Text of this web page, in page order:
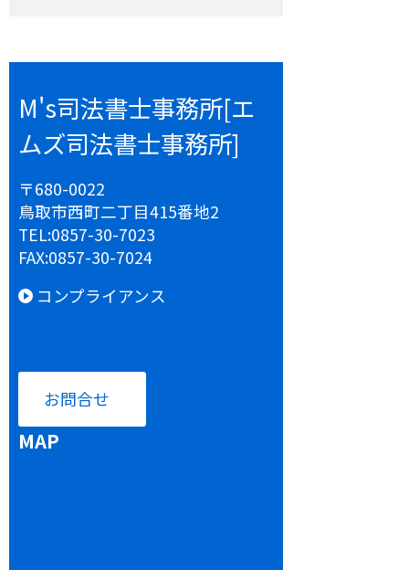
M's司法書士事務所[エ
ムズ司法書士事務所]
〒680-0022
鳥取市西町二丁目415番地2
TEL:0857-30-7023
FAX:0857-30-7024
コンプライアンス
お問合せ
MAP